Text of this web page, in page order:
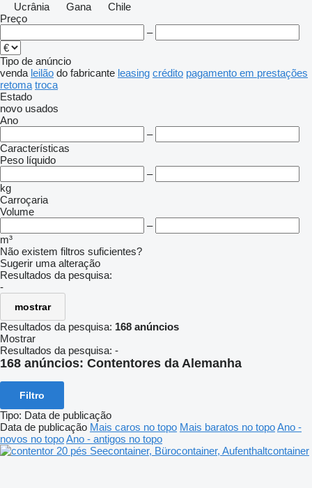
Ucrânia
Gana
Chile
Preço
–
Tipo de anúncio
venda leilão do fabricante leasing crédito pagamento em prestações
retoma troca
Estado
novo usados
Ano
–
Características
Peso líquido
–
kg
Carroçaria
Volume
–
m³
Não existem filtros suficientes?
Sugerir uma alteração
Resultados da pesquisa:
-
mostrar
Resultados da pesquisa: 168 anúncios
Mostrar
Resultados da pesquisa: -
168 anúncios: Contentores da Alemanha
Filtro
Tipo: Data de publicação
Data de publicação Mais caros no topo Mais baratos no topoAno -
novos no topoAno - antigos no topo